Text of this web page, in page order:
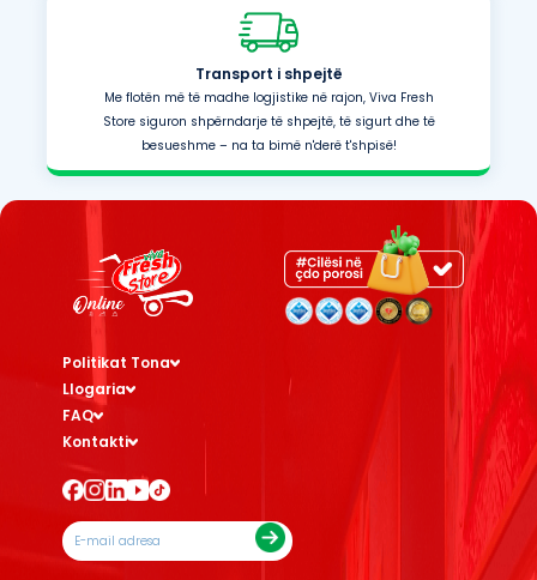
Transport i shpejtë
Me flotën më të madhe logjistike në rajon, Viva Fresh
Store siguron shpërndarje të shpejtë, të sigurt dhe të
besueshme – na ta bimë n'derë t'shpisë!
Politikat Tona
Llogaria
FAQ
Kontakti